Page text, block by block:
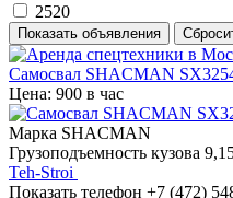
2520
Самосвал SHACMAN
Цена: 900 в час
Марка SHACMAN
Грузоподъемность кузова
Teh-Stroi
Показать телефон +7 (472)